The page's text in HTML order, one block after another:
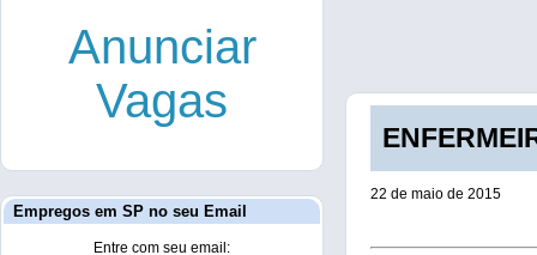
22 de maio de 2015
Anunciar
Vagas
Empregos em SP no seu Email
Entre com seu email: